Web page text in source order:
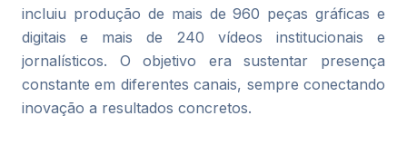
incluiu produção de mais de 960 peças gráficas e
digitais e mais de 240 vídeos institucionais e
jornalísticos. O objetivo era sustentar presença
constante em diferentes canais, sempre conectando
inovação a resultados concretos.